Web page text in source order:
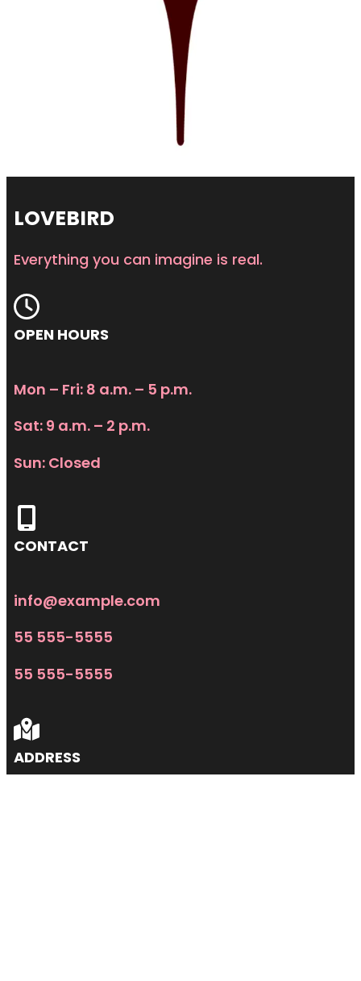
LOVEBIRD
Everything you can imagine is real.
OPEN HOURS
Mon – Fri: 8 a.m. – 5 p.m.
Sat: 9 a.m. – 2 p.m.
Sun: Closed
CONTACT
info@example.com
55 555-5555
55 555-5555
ADDRESS